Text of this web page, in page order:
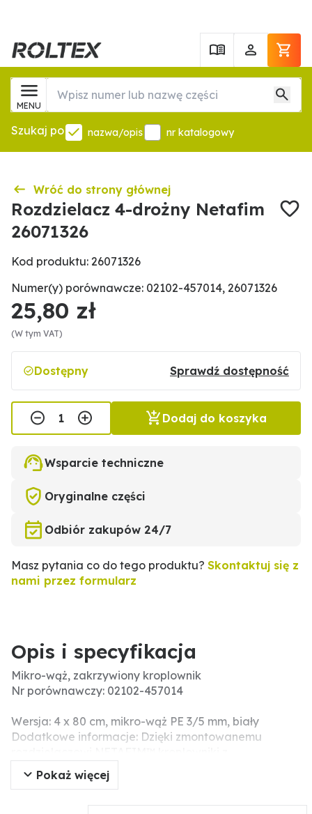
MENU
Szukaj po nazwa/opis nr katalogowy
Wróć do strony głównej
Rozdzielacz 4-drożny Netafim
26071326
Kod produktu: 26071326
Numer(y) porównawcze: 02102-457014, 26071326
25,80 zł
(W tym VAT)
Dostępny Sprawdź dostępność
Dodaj do koszyka
Wsparcie techniczne
Oryginalne części
Odbiór zakupów 24/7
Masz pytania co do tego produktu? Skontaktuj się z
nami przez formularz
Opis i specyfikacja
Mikro-wąż, zakrzywiony kroplownik
Nr porównawczy: 02102-457014
Wersja: 4 x 80 cm, mikro-wąż PE 3/5 mm, biały
Dodatkowe informacje: Dzięki zmontowanemu
kompensacją ciśnienia są gotowe do montażu na
rurach PE.
Pokaż więcej